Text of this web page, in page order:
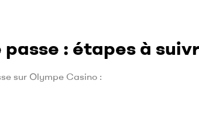
: étapes à
sur Olympe Casino :